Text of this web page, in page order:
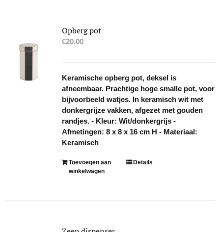
Opberg pot
€20.00
Keramische opberg pot, deksel is
afneembaar. Prachtige hoge smalle pot, voor
bijvoorbeeld watjes. In keramisch wit met
donkergrijze vakken, afgezet met gouden
randjes. - Kleur: Wit/donkergrijs -
Afmetingen: 8 x 8 x 16 cm H - Materiaal:
Keramisch
Toevoegen aan
winkelwagen
Details